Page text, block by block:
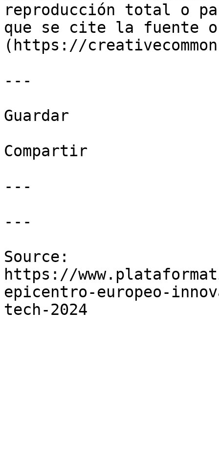
reproducción total o
que se cite la fuente
(https://
---
Guardar
Compartir
---
---
Source:
https://
epicentro-europeo-